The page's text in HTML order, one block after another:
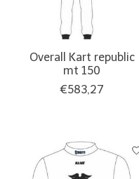
Overall Kart republic
mt 150
€583,27